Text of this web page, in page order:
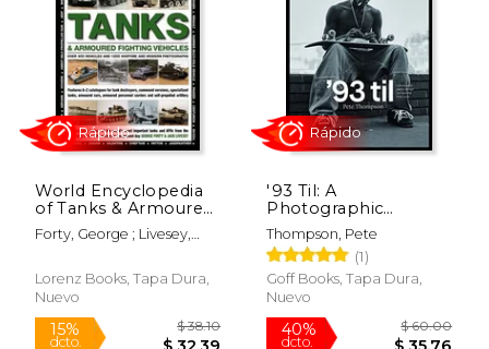
dcto. $ 25.96 dcto. $
World Encyclopedia
of Tanks & Armoured
Fighting Vehicles:
Over 400 Vehicles
and Modern
Photographs (en
Forty, George ; Livesey,
Lorenz Books, Tapa Dura,
Nuevo
'93 Til: A
Photographic
Journey Through
Skateboarding in the
1990S (en Inglés)
Thompson, Pete
(1)
Goff Books, Tapa Dura,
Nuevo